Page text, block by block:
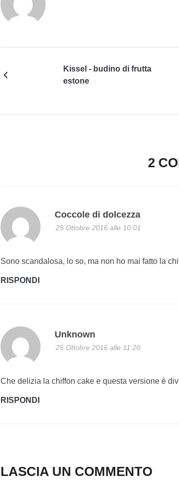
Kissel - budino di frutta
estone
2
Coccole di dolcezza
25 Ottobre 2016 alle 10:01
Sono scandalosa, lo so, ma non ho mai fatto la
RISPONDI
Unknown
25 Ottobre 2016 alle 11:20
Che delizia la chiffon cake e questa versione è
RISPONDI
LASCIA UN COMMENTO